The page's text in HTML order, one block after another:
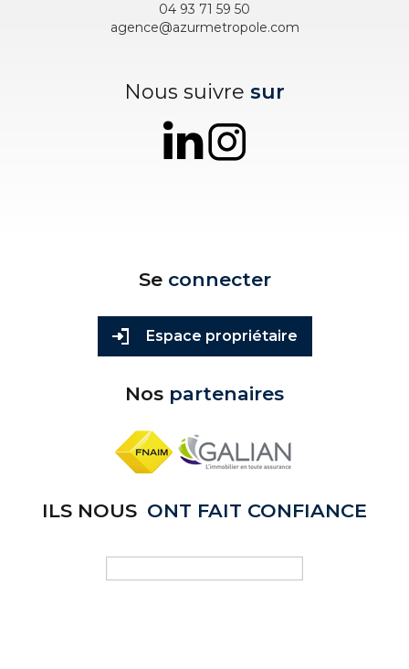
04 93 71 59 50
agence@azurmetropole.com
Nous suivre sur
Se connecter
Espace propriétaire
Nos partenaires
ILS NOUS ONT FAIT CONFIANCE